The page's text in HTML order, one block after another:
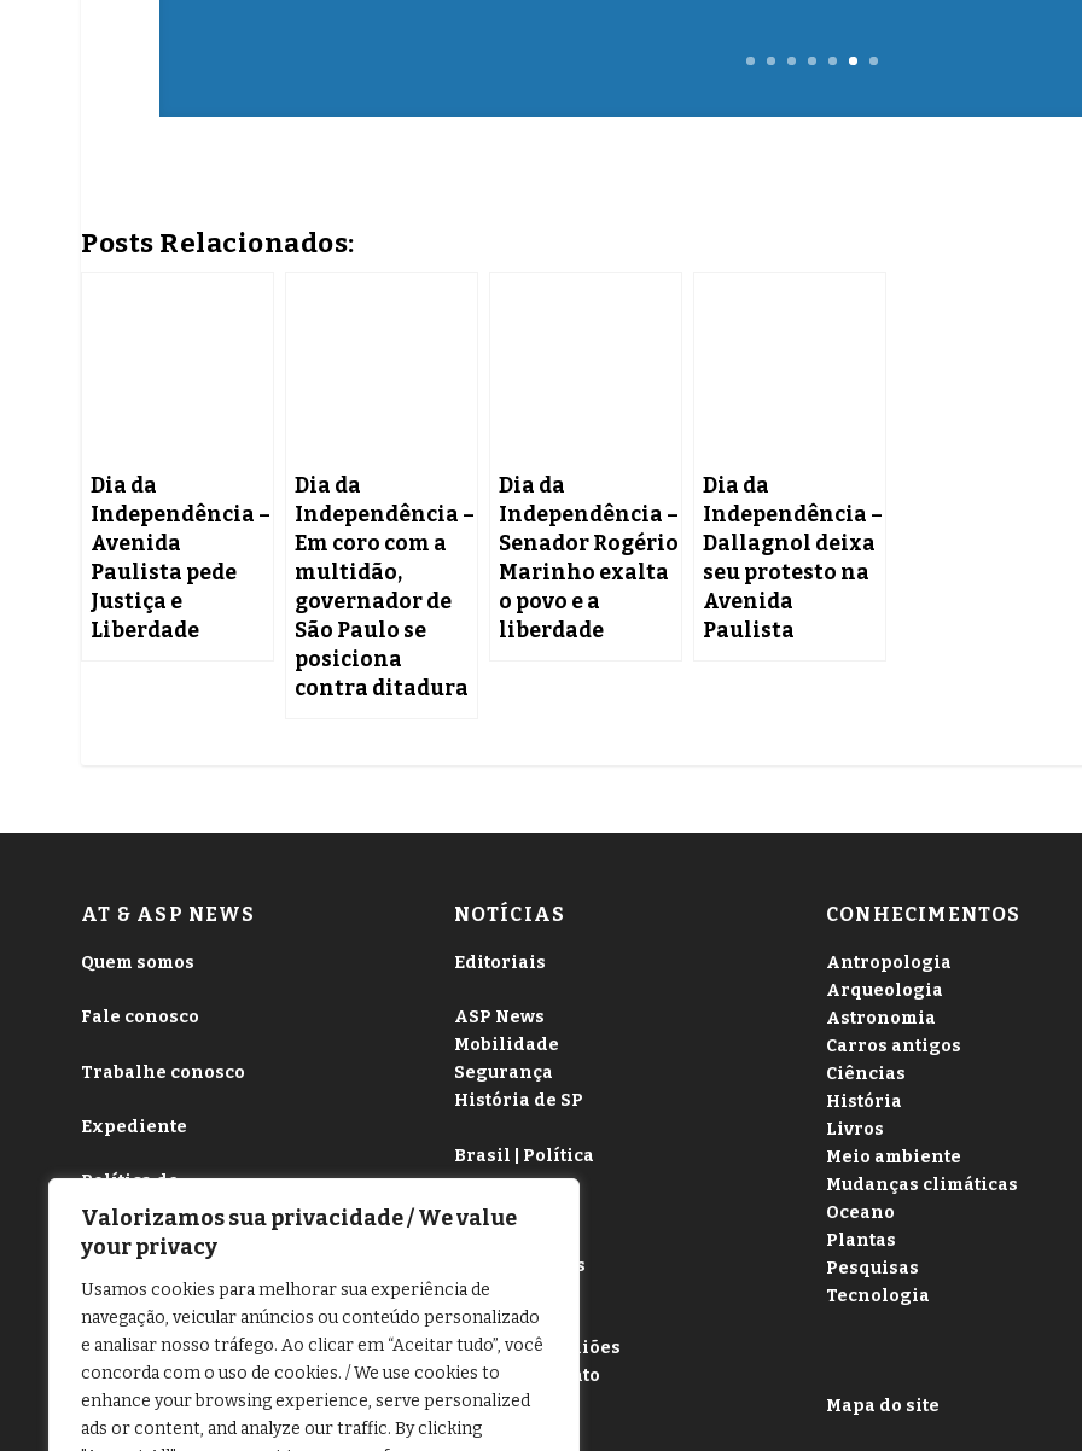
Valorizamos sua privacidade / We value
your privacy
Usamos cookies para melhorar sua experiência de
navegação, veicular anúncios ou conteúdo personalizado
e analisar nosso tráfego. Ao clicar em “Aceitar tudo”, você
concorda com o uso de cookies. / We use cookies to
enhance your browsing experience, serve personalized
ads or content, and analyze our traffic. By clicking
Posts Relacionados:
Dia da
Independência –
Avenida
Paulista pede
Justiça e
Liberdade
Dia da
Independência –
Em coro com a
multidão,
governador de
São Paulo se
posiciona
contra ditadura
Dia da
Independência –
Senador Rogério
Marinho exalta
o povo e a
liberdade
Dia da
Independência –
Dallagnol deixa
seu protesto na
Avenida
Paulista
AT & ASP NEWS
Quem somos
Fale conosco
Trabalhe conosco
Expediente
Política de
privacidade
NOTÍCIAS
Editoriais
ASP News
Mobilidade
Segurança
História de SP
Brasil | Política
Economia
Agronegócios
E-commerce
Artigos | Opiniões
Comportamento
Dolce Vita
CONHECIMENTOS
Antropologia
Arqueologia
Astronomia
Carros antigos
Ciências
História
Livros
Meio ambiente
Mudanças climáticas
Oceano
Plantas
Pesquisas
Tecnologia
Mapa do site